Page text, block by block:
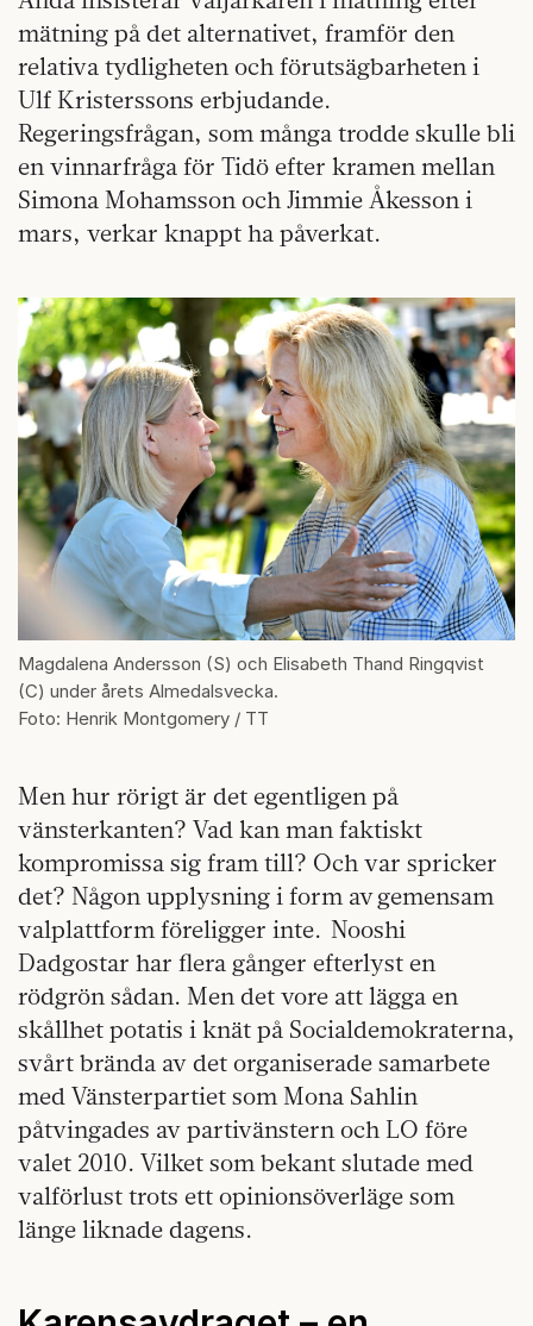
mätning på det alternativet, framför den
relativa tydligheten och förutsägbarheten i
Ulf Kristerssons erbjudande.
Regeringsfrågan, som många trodde skulle bli
en vinnarfråga för Tidö efter kramen mellan
Simona Mohamsson och Jimmie Åkesson i
mars, verkar knappt ha påverkat.
Magdalena Andersson (S) och Elisabeth Thand Ringqvist
(C) under årets Almedalsvecka.
Foto: Henrik Montgomery / TT
Men hur rörigt är det egentligen på
vänsterkanten? Vad kan man faktiskt
kompromissa sig fram till? Och var spricker
det? Någon upplysning i form av gemensam
valplattform föreligger inte. Nooshi
Dadgostar har flera gånger efterlyst en
rödgrön sådan. Men det vore att lägga en
skållhet potatis i knät på Socialdemokraterna,
svårt brända av det organiserade samarbete
med Vänsterpartiet som Mona Sahlin
påtvingades av partivänstern och LO före
valet 2010. Vilket som bekant slutade med
valförlust trots ett opinionsöverläge som
länge liknade dagens.